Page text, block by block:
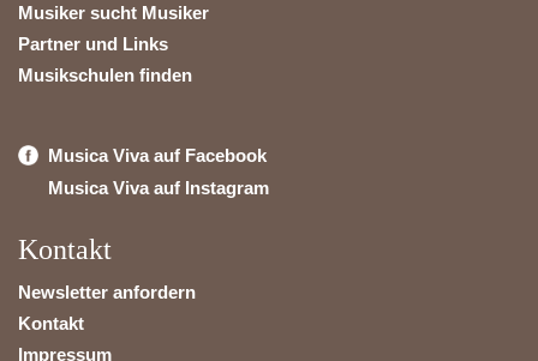
Musiker sucht Musiker
Partner und Links
Musikschulen finden
Musica Viva auf Facebook
Musica Viva auf Instagram
Kontakt
Newsletter anfordern
Kontakt
Impressum